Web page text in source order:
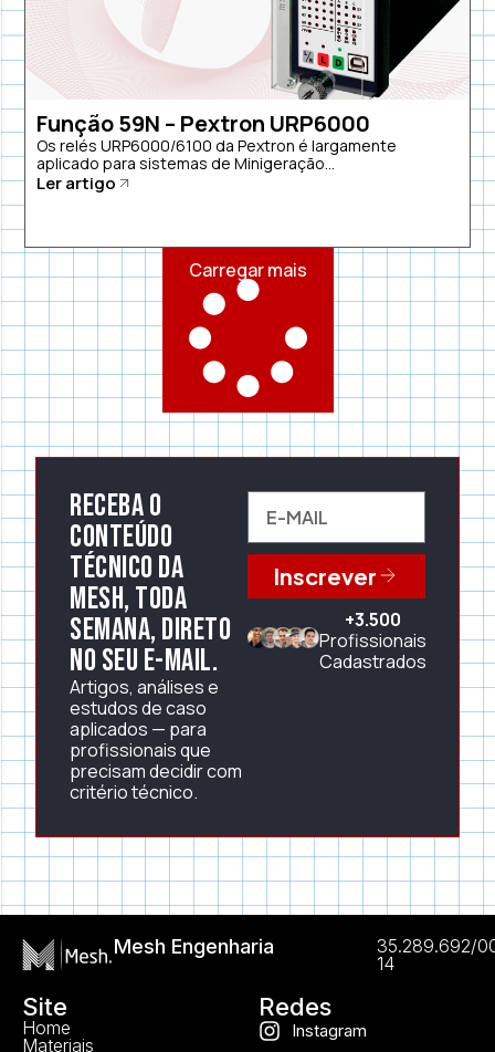
Função 59N – Pextron URP6000
Os relés URP6000/6100 da Pextron é largamente
aplicado para sistemas de Minigeração...
Ler artigo
Carregar mais
Receba o
conteúdo
técnico da
Mesh, toda
semana, direto
no seu e-mail.
Artigos, análises e
estudos de caso
aplicados — para
profissionais que
precisam decidir com
critério técnico.
Inscrever
+3.500
Profissionais
Cadastrados
Mesh Engenharia
35.289.692/
14
Site
Home
Materiais
Redes
Instagram